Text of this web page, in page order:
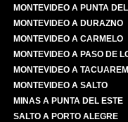
MONTEVIDEO A PUNTA
MONTEVIDEO A DURAZNO
MONTEVIDEO A CARMELO
MONTEVIDEO A PASO DE
MONTEVIDEO A
MONTEVIDEO A SALTO
MINAS A PUNTA DEL ESTE
SALTO A PORTO ALEGRE